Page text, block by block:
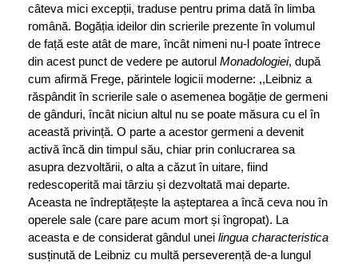
câteva mici excepții, traduse pentru prima dată în limba
română. Bogăția ideilor din scrierile prezente în volumul
de față este atât de mare, încât nimeni nu-l poate întrece
din acest punct de vedere pe autorul Monadologiei, după
cum afirmă Frege, părintele logicii moderne: ,,Leibniz a
răspândit în scrierile sale o asemenea bogăție de germeni
de gânduri, încât niciun altul nu se poate măsura cu el în
această privință. O parte a acestor germeni a devenit
activă încă din timpul său, chiar prin conlucrarea sa
asupra dezvoltării, o alta a căzut în uitare, fiind
redescoperită mai târziu și dezvoltată mai departe.
Aceasta ne îndreptățește la așteptarea a încă ceva nou în
operele sale (care pare acum mort și îngropat). La
aceasta e de considerat gândul unei lingua characteristica
susținută de Leibniz cu multă perseverență de-a lungul